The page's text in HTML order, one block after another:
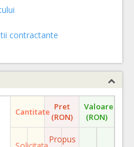
contractante
Cantitate Pret
(RON)
Valoare
(RON)
Propus